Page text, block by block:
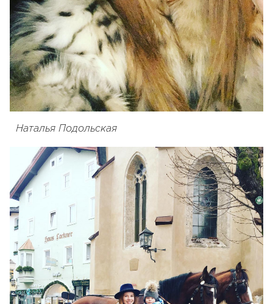
Наталья Подольская